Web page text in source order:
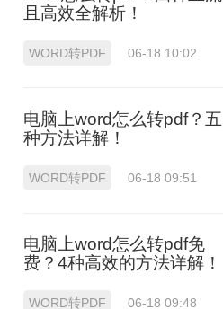
且高效全解析！
WORD转PDF 06-18 10:02
电脑上word怎么转pdf？五
种方法详解！
WORD转PDF 06-18 09:51
电脑上word怎么转pdf免
费？4种高效的方法详解！
WORD转PDF 06-18 09:48